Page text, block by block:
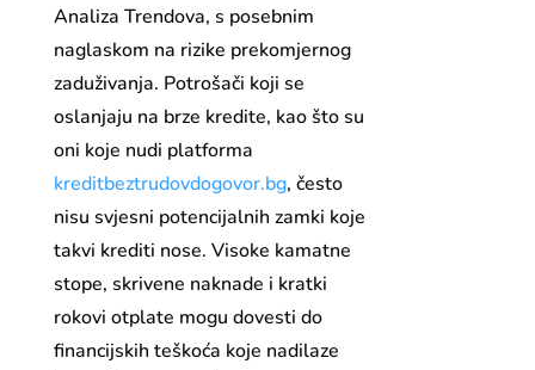
Analiza Trendova, s posebnim
naglaskom na rizike prekomjernog
zaduživanja. Potrošači koji se
oslanjaju na brze kredite, kao što su
oni koje nudi platforma
kreditbeztrudovdogovor.bg, često
nisu svjesni potencijalnih zamki koje
takvi krediti nose. Visoke kamatne
stope, skrivene naknade i kratki
rokovi otplate mogu dovesti do
financijskih teškoća koje nadilaze